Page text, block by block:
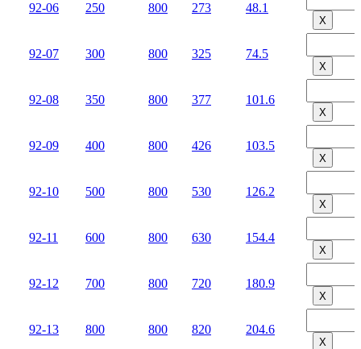
92-06 250 800 273 48.1
Х
92-07 300 800 325 74.5
Х
92-08 350 800 377 101.6
Х
92-09 400 800 426 103.5
Х
92-10 500 800 530 126.2
Х
92-11 600 800 630 154.4
Х
92-12 700 800 720 180.9
Х
92-13 800 800 820 204.6
Х